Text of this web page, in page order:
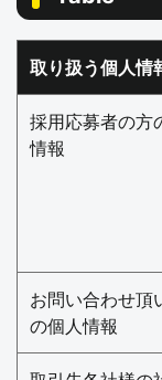
取り扱う個人情
採用応募者の方
情報
お問い合わせ頂
の個人情報